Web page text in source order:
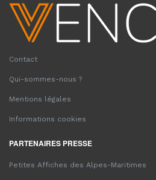
Contact
Qui-sommes-nous ?
Mentions légales
Informations cookies
PARTENAIRES PRESSE
Petites Affiches des Alpes-Maritimes